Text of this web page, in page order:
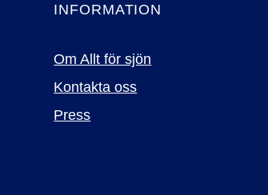
INFORMATION
Om Allt för sjön
Kontakta oss
Press